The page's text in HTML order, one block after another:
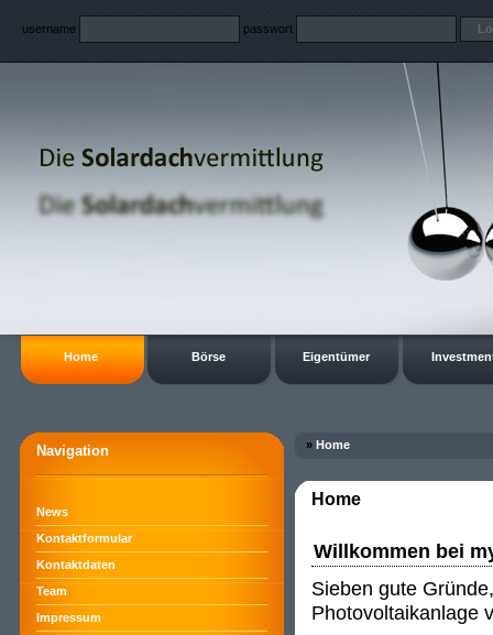
username passwort
Home Börse Eigentümer
Navigation
News
Kontaktformular
Kontaktdaten
Team
Impressum
» Home
Home
Willkommen bei
Sieben gute
Photovoltaikanlage